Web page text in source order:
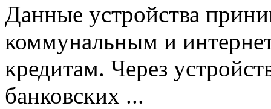
Данные устройства
коммунальным и
кредитам. Через
банковских ...